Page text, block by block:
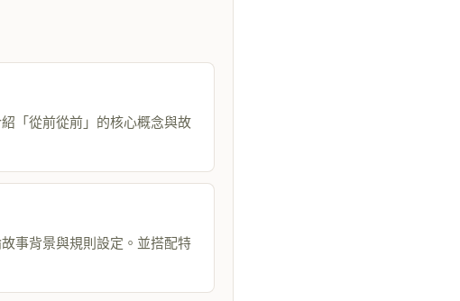
「從前從前」的核心概念與故
事背景與規則設定。並搭配特